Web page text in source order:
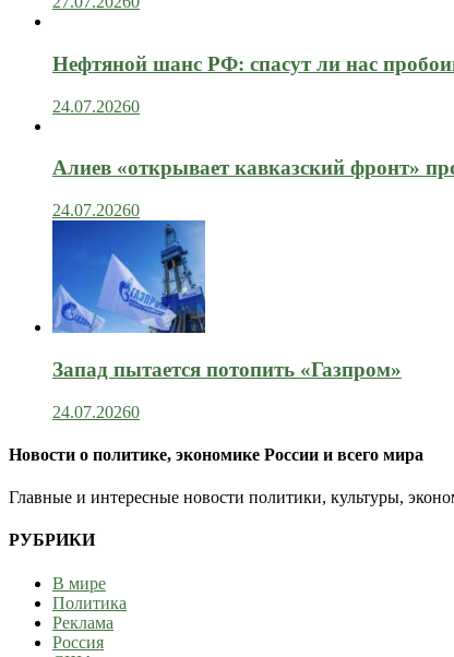
Нефтяной шанс РФ: спасут ли нас
24.07.20260
Алиев «открывает кавказский фронт»
24.07.20260
Запад пытается потопить «Газпром»
24.07.20260
Новости о политике, экономике России и всего мира
Главные и интересные новости политики, культуры,
РУБРИКИ
В мире
Политика
Реклама
Россия